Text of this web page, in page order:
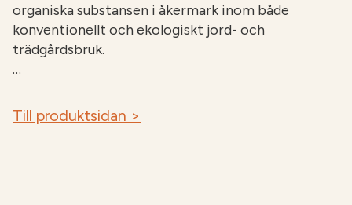
organiska substansen i åkermark inom både
konventionellt och ekologiskt jord- och
trädgårdsbruk.
…
Till produktsidan >